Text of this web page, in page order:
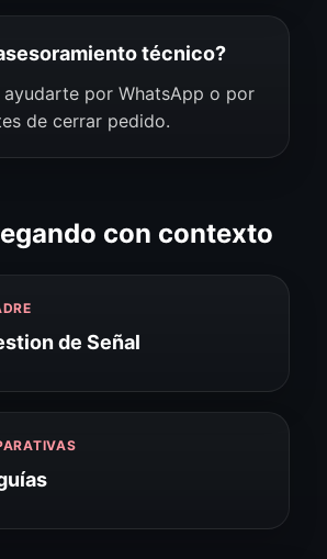
técnico?
ayudarte por WhatsApp o por
de cerrar pedido.
con contexto
de Señal